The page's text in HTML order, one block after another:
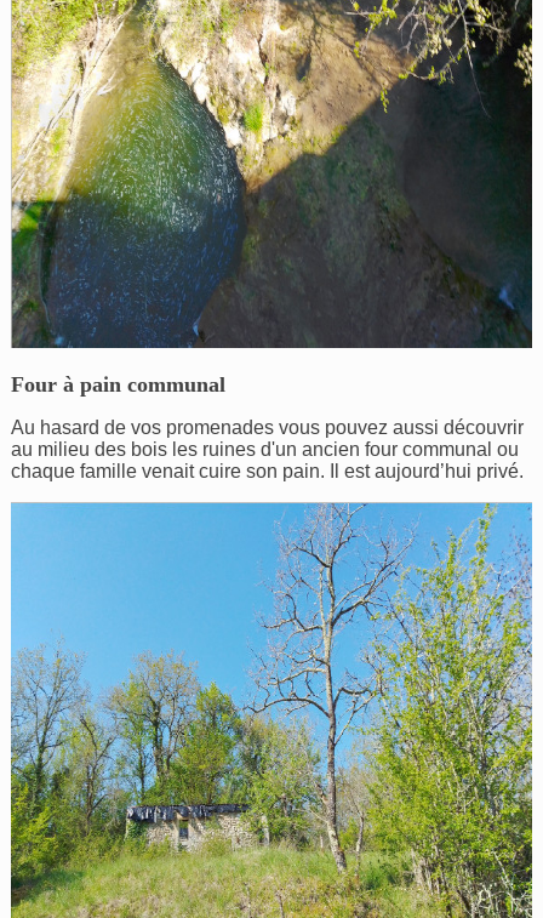
Four à pain communal
Au hasard de vos promenades vous pouvez aussi découvrir
au milieu des bois les ruines d'un ancien four communal ou
chaque famille venait cuire son pain. Il est aujourd’hui privé.